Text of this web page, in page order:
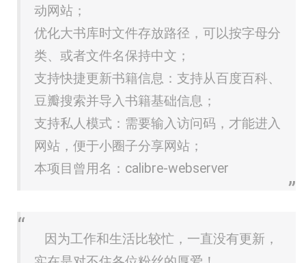
动网站；
优化大书库时文件存放路径，可以按字母分
类、或者文件名保持中文；
支持快捷更新书籍信息：支持从百度百科、
豆瓣搜索并导入书籍基础信息；
支持私人模式：需要输入访问码，才能进入
网站，便于小圈子分享网站；
本项目曾用名：calibre-webserver
因为工作和生活比较忙，一直没有更新，